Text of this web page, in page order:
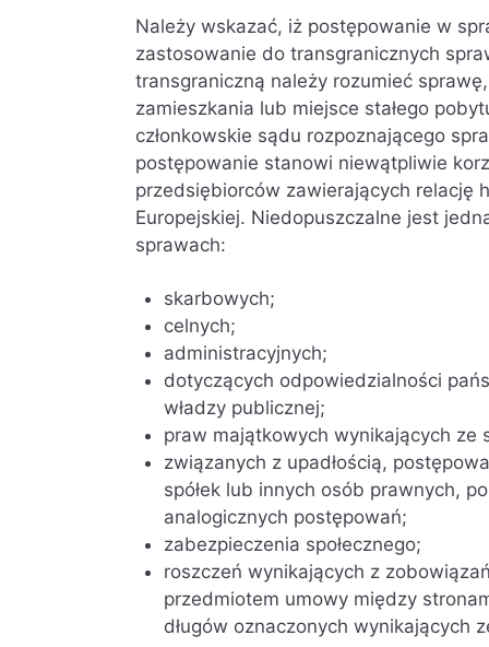
Należy wskazać, iż postępowanie w
zastosowanie do transgranicznych
transgraniczną należy rozumieć
zamieszkania lub miejsce stałego
członkowskie sądu rozpoznającego
postępowanie stanowi niewątpliwie
przedsiębiorców zawierających relację
Europejskiej. Niedopuszczalne jest
sprawach:
skarbowych;
celnych;
administracyjnych;
dotyczących odpowiedzialności
władzy publicznej;
praw majątkowych wynikających ze
związanych z upadłością,
spółek lub innych osób prawnych,
analogicznych postępowań;
zabezpieczenia społecznego;
roszczeń wynikających z
przedmiotem umowy między
długów oznaczonych wynikających